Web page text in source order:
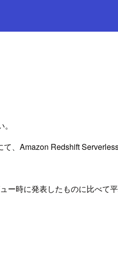
、Amazon Redshift
ー時に発表したものに比べて